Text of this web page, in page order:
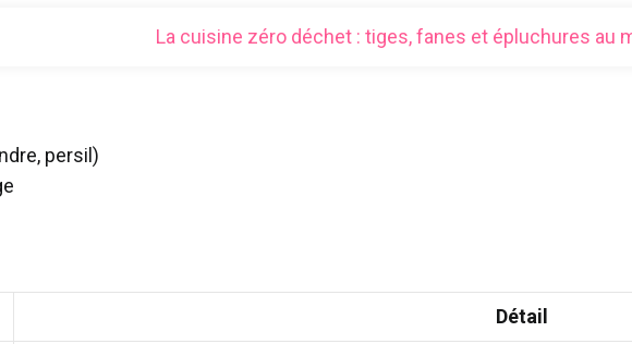
La cuisine zéro déchet : tiges, fanes et épluchures au
persil)
Détail